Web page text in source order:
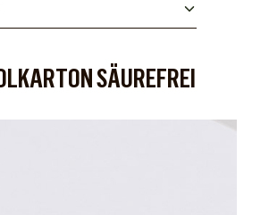
SÄUREFREI